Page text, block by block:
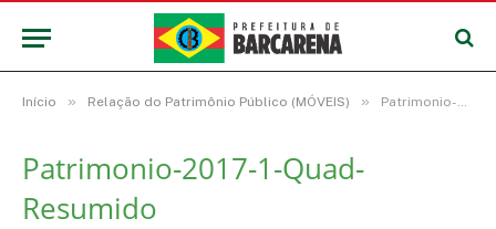
Início » Relação do Patrimônio Público (MÓVEIS) » Patrimonio-2017-1-Quad-Resumido
Patrimonio-2017-1-Quad-
Resumido